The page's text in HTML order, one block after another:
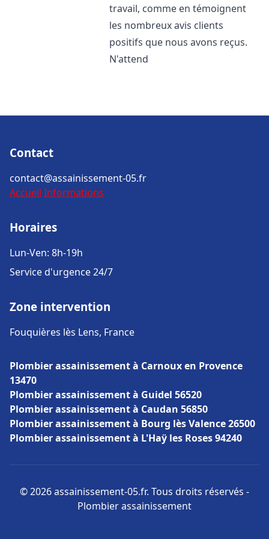
travail, comme en témoignent
les nombreux avis clients
positifs que nous avons reçus.
N'attend
Contact
contact@assainissement-05.fr
Accueil Informations
Horaires
Lun-Ven: 8h-19h
Service d'urgence 24/7
Zone intervention
Fouquières lès Lens, France
Plombier assainissement à Carnoux en Provence
13470
Plombier assainissement à Guidel 56520
Plombier assainissement à Caudan 56850
Plombier assainissement à Bourg lès Valence 26500
Plombier assainissement à L'Haÿ les Roses 94240
© 2026 assainissement-05.fr. Tous droits réservés -
Plombier assainissement